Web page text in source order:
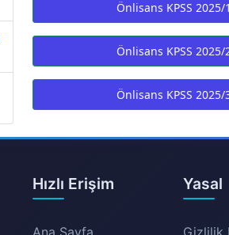
Önlisans KPSS 2025/1
Önlisans KPSS 2025/
Önlisans KPSS 2025/
Hızlı Erişim
Ana Sayfa
Yasal
Gizlilik